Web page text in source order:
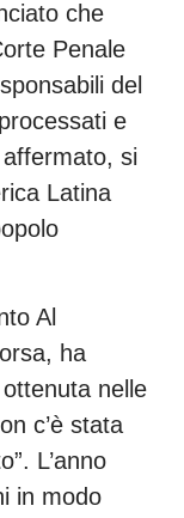
che
Penale
del
e
si
Latina
Al
ha
nelle
c’è stata
L’anno
in modo